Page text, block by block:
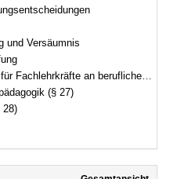
und Versäumnis
an beruflichen Schulen (§§ 25–26)
(§ 27)
28)